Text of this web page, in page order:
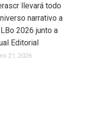
llevará todo
narrativo a
2026 junto a
Editorial
21, 2026